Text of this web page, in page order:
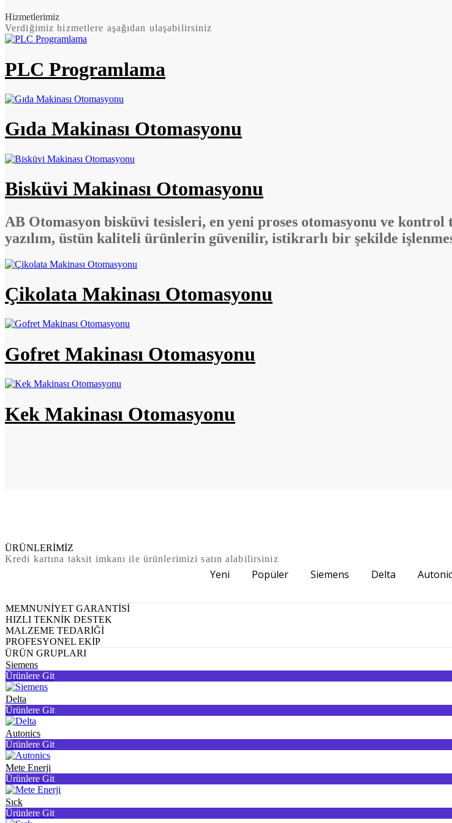
Hizmetlerimiz
Verdiğimiz hizmetlere aşağıdan ulaşabilirsiniz
PLC Programlama
Gıda Makinası Otomasyonu
Bisküvi Makinası Otomasyonu
AB Otomasyon bisküvi tesisleri, en yeni proses otomasyonu ve
yazılım, üstün kaliteli ürünlerin güvenilir, istikrarlı bir şekilde
Çikolata Makinası Otomasyonu
Gofret Makinası Otomasyonu
Kek Makinası Otomasyonu
ÜRÜNLERİMİZ
Kredi kartına taksit imkanı ile ürünlerimizi satın alabilirsiniz
Yeni Popüler Siemens Delta
MEMNUNİYET GARANTİSİ
HIZLI TEKNİK DESTEK
MALZEME TEDARİĞİ
PROFESYONEL EKİP
ÜRÜN GRUPLARI
Siemens
Ürünlere Git
Delta
Ürünlere Git
Autonics
Ürünlere Git
Mete Enerji
Ürünlere Git
Sıck
Ürünlere Git